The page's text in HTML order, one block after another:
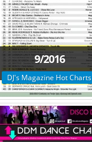
9/2016
DJ's Magazine Hot Charts